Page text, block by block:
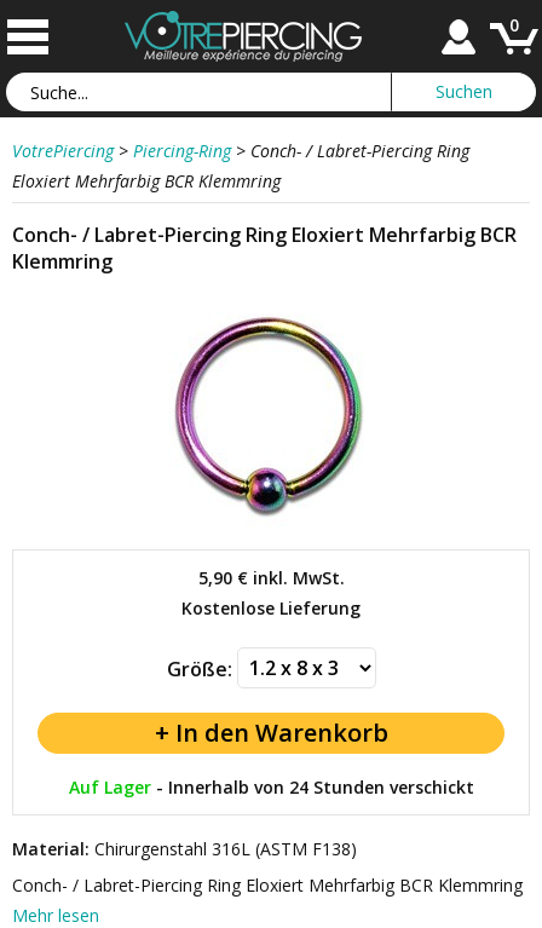
0
VotrePiercing > Piercing-Ring > Conch- / Labret-Piercing Ring
Eloxiert Mehrfarbig BCR Klemmring
Conch- / Labret-Piercing Ring Eloxiert Mehrfarbig BCR
Klemmring
5,90 €inkl. MwSt.
Kostenlose Lieferung
Größe:
Auf Lager- Innerhalb von 24 Stunden verschickt
Material: Chirurgenstahl 316L (ASTM F138)
Conch- / Labret-Piercing Ring Eloxiert Mehrfarbig BCR Klemmring
Mehr lesen